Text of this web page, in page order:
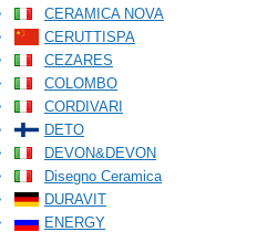
CERAMICA NOVA
CERUTTISPA
CEZARES
COLOMBO
CORDIVARI
DETO
DEVON&DEVON
Disegno Ceramica
DURAVIT
ENERGY